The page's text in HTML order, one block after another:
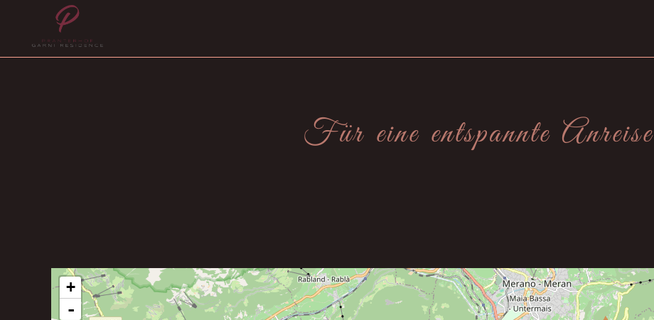
Für eine entspannte Anreise
+
-